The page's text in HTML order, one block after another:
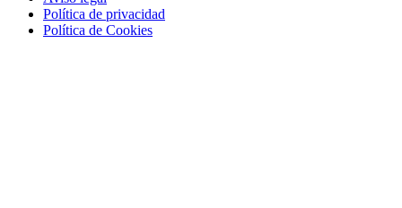
Política de privacidad
Política de Cookies